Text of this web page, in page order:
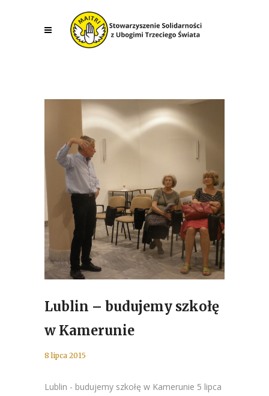
Lublin – budujemy szkołę
w Kamerunie
8 lipca 2015
Lublin - budujemy szkołę w Kamerunie 5 lipca